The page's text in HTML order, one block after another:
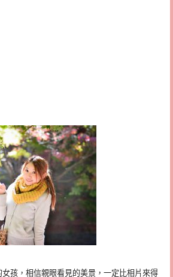
孩，相信親眼看見的美景，一定比相片來得